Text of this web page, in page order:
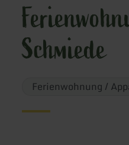
Schmiede
Ferienwohnung /